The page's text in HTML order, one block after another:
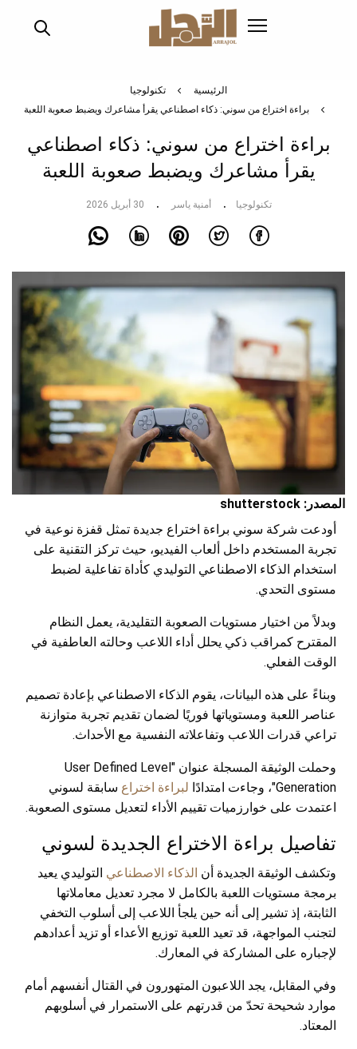
الرئيسية
تكنولوجيا
براءة اختراع من سوني: ذكاء اصطناعي يقرأ مشاعرك ويضبط صعوبة اللعبة
براءة اختراع من سوني: ذكاء اصطناعي
يقرأ مشاعرك ويضبط صعوبة اللعبة
تكنولوجيا أمنية ياسر 30 أبريل 2026
المصدر: shutterstock
أودعت شركة سوني براءة اختراع جديدة تمثل قفزة نوعية في
تجربة المستخدم داخل ألعاب الفيديو، حيث تركز التقنية على
استخدام الذكاء الاصطناعي التوليدي كأداة تفاعلية لضبط
مستوى التحدي.
وبدلاً من اختيار مستويات الصعوبة التقليدية، يعمل النظام
المقترح كمراقب ذكي يحلل أداء اللاعب وحالته العاطفية في
الوقت الفعلي.
وبناءً على هذه البيانات، يقوم الذكاء الاصطناعي بإعادة تصميم
عناصر اللعبة ومستوياتها فوريًا لضمان تقديم تجربة متوازنة
تراعي قدرات اللاعب وتفاعلاته النفسية مع الأحداث.
وحملت الوثيقة المسجلة عنوان "User Defined Level
Generation"، وجاءت امتدادًا
لبراءة اختراع سابقة لسوني
اعتمدت على خوارزميات تقييم الأداء لتعديل مستوى الصعوبة.
تفاصيل براءة الاختراع الجديدة لسوني
وتكشف الوثيقة الجديدة أن الذكاء الاصطناعي التوليدي يعيد
برمجة مستويات اللعبة بالكامل لا مجرد تعديل معاملاتها
الثابتة، إذ تشير إلى أنه حين يلجأ اللاعب إلى أسلوب التخفي
لتجنب المواجهة، قد تعيد اللعبة توزيع الأعداء أو تزيد أعدادهم
لإجباره على المشاركة في المعارك.
وفي المقابل، يجد اللاعبون المتهورون في القتال أنفسهم أمام
موارد شحيحة تحدّ من قدرتهم على الاستمرار في أسلوبهم
المعتاد.